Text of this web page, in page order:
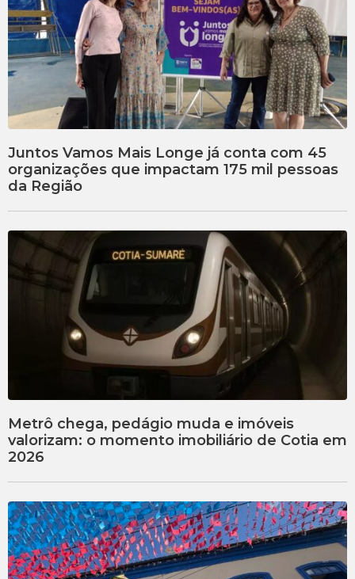
Juntos Vamos Mais Longe já conta com 45
organizações que impactam 175 mil pessoas
da Região
Metrô chega, pedágio muda e imóveis
valorizam: o momento imobiliário de Cotia em
2026